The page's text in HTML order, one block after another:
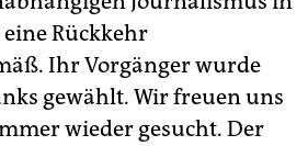
Rückkehr
Ihr Vorgänger wurde
gewählt. Wir freuen uns
wieder gesucht. Der